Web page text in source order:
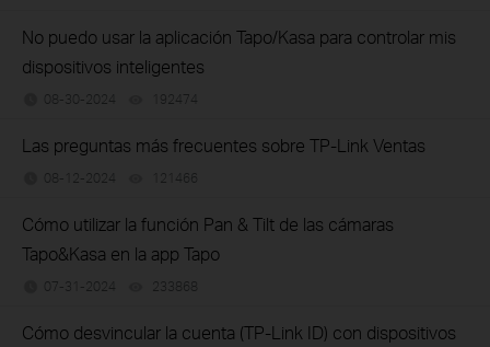
No puedo usar la aplicación Tapo/Kasa para controlar mis
dispositivos inteligentes
08-30-2024 192474
Las preguntas más frecuentes sobre TP-Link Ventas
08-12-2024 121466
Cómo utilizar la función Pan & Tilt de las cámaras
Tapo&Kasa en la app Tapo
07-31-2024 233868
Cómo desvincular la cuenta (TP-Link ID) con dispositivos